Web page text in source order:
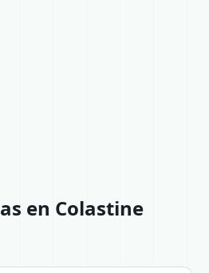
en Colastine